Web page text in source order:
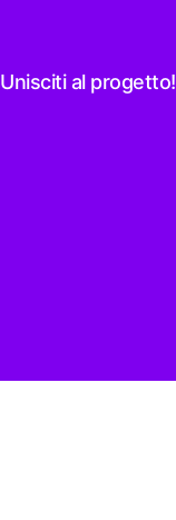
Unisciti al progetto!